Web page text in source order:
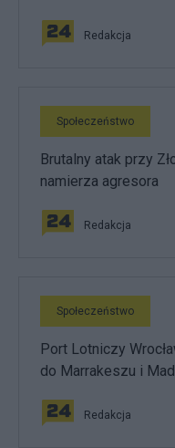
Redakcja
Społeczeństwo
Brutalny atak przy
namierza agresora
Redakcja
Społeczeństwo
Port Lotniczy
do Marrakeszu i
Redakcja